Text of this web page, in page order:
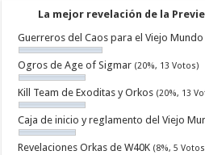
La mejor revelación de la
Guerreros del Caos para el Viejo Mundo
Ogros de Age of Sigmar (20%, 13 Votos)
Kill Team de Exoditas y Orkos (20%, 13
Caja de inicio y reglamento del Viejo
Revelaciones Orkas de W40K (8%, 5